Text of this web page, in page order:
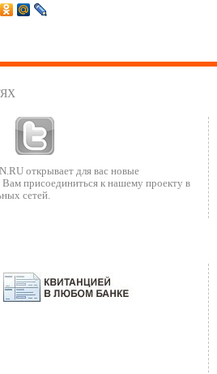
открывает для вас новые
присоединиться к нашему проекту в
сетей.